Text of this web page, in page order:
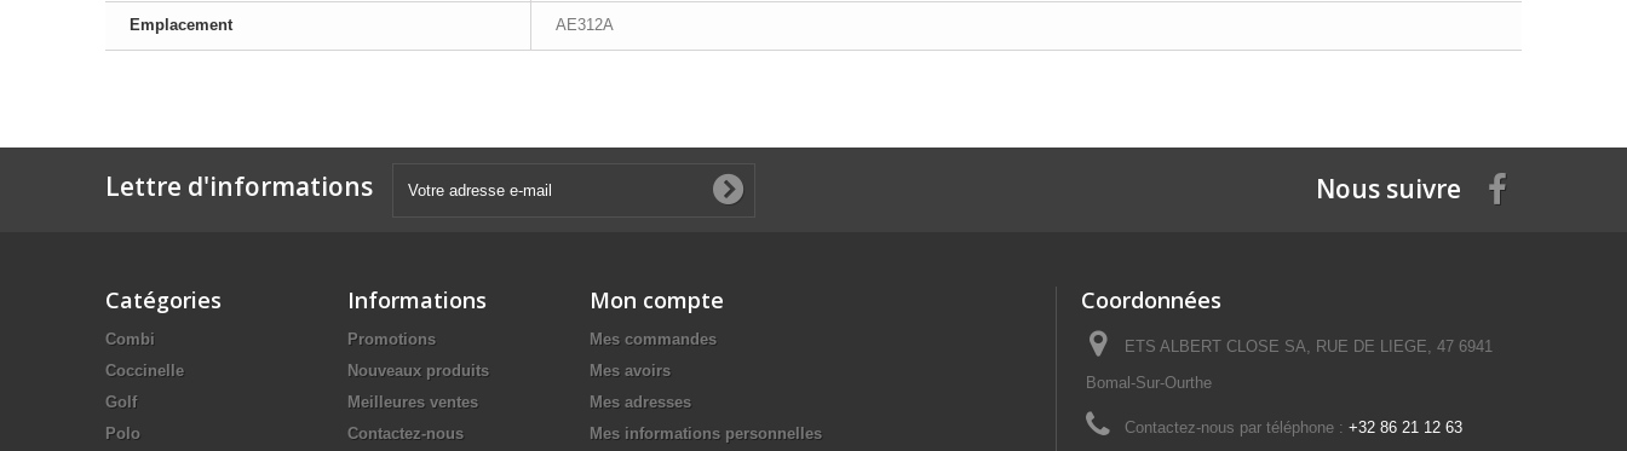
Emplacement AE312A
Lettre d'informations Nous suivre
Catégories
Combi
Coccinelle
Golf
Polo
Informations
Promotions
Nouveaux produits
Meilleures ventes
Contactez-nous
Mon compte
Mes commandes
Mes avoirs
Mes adresses
Mes informations personnelles
Coordonnées
ETS ALBERT CLOSE SA, RUE DE LIEGE, 47 6941
Bomal-Sur-Ourthe
Contactez-nous par téléphone : +32 86 21 12 63